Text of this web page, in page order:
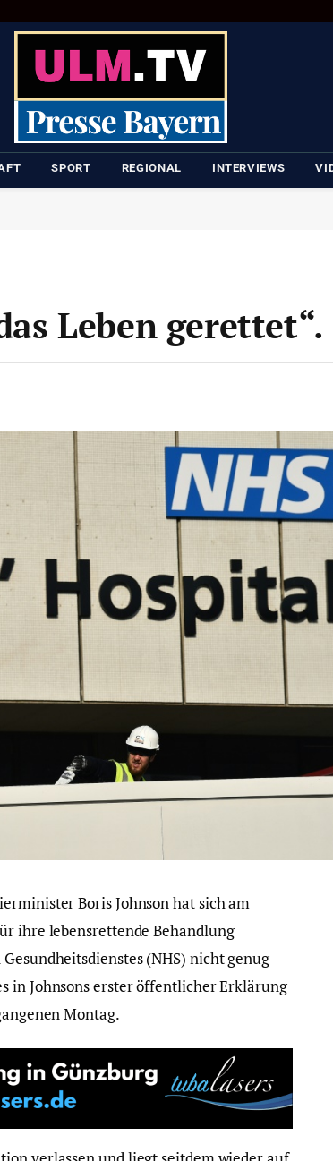
SPORT REGIONAL INTERVIEWS
Leben gerettet“.
Boris Johnson hat sich am
ihre lebensrettende Behandlung
(NHS) nicht genug
in Johnsons erster öffentlicher Erklärung
Montag.